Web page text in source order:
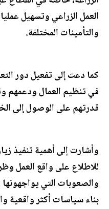
العمل الزراعي وتسهيل
والتأمينات المختلفة.
كما دعت إلى تفعيل دور
في تنظيم العمال ودعمهم
قدرتهم على الوصول إلى
وأشارت إلى أهمية تنفيذ
للاطلاع على واقع العمل
والصعوبات التي
بناء سياسات أكثر واقعية